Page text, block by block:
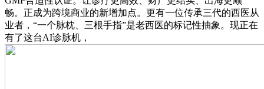
畅。正成为跨境商业的新增加点。更有一位传承三代的西医从
业者，“一个脉枕、三根手指”是老西医的标记性抽象。现正在
有了这台AI诊脉机，